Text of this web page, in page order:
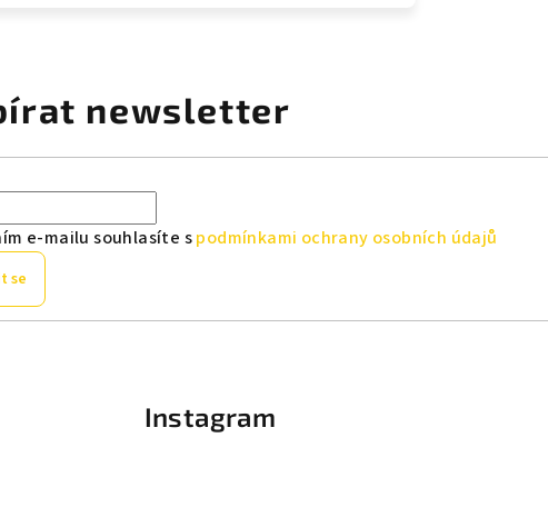
newsletter
e-mailu souhlasíte spodmínkami ochrany osobních údajů
se
Instagram